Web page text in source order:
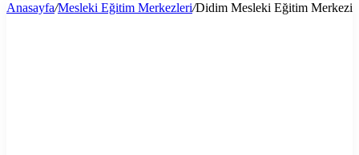
...
Anasayfa/Mesleki Eğitim Merkezleri/Didim Mesleki Eğitim Merkezi